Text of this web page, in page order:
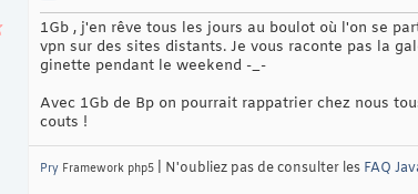
1Gb , j'en rêve tous les jours au boulot où l'on se
vpn sur des sites distants. Je vous raconte pas la
ginette pendant le weekend -_-
Avec 1Gb de Bp on pourrait rappatrier chez nous
couts !
Pry Framework php5 | N'oubliez pas de consulter les FAQ